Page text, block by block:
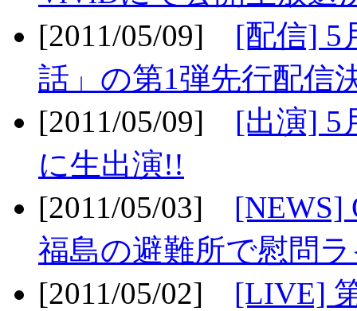
[2011/05/09] [配信] 5
話」の第1弾先行配信
[2011/05/09] [出演] 5
に生出演!!
[2011/05/03] [NEWS]
福島の避難所で慰問
[2011/05/02] [LIVE]